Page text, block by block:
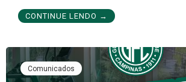
CONTINUE LENDO →
Comunicados